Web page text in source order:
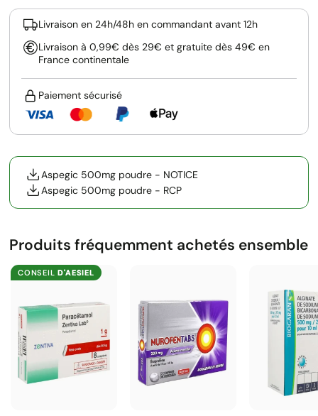
Livraison en 24h/48h en commandant avant 12h
Livraison à 0,99€ dès 29€ et gratuite dès 49€ en
France continentale
Paiement sécurisé
Aspegic 500mg poudre - NOTICE
Aspegic 500mg poudre - RCP
Produits fréquemment achetés ensemble
CONSEILD'AESIEL